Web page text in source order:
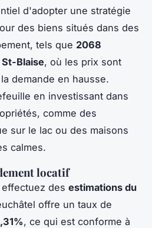
d'adopter une stratégie
des biens situés dans des
tels que 2068
Blaise, où les prix sont
demande en hausse.
en investissant dans
comme des
sur le lac ou des maisons
calmes.
locatif
des estimations du
offre un taux de
, ce qui est conforme à